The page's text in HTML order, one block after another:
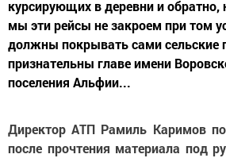
курсирующих в деревни и
мы эти рейсы не закроем при том
должны покрывать сами сельские
признательны главе имени
поселения Альфии...
Директор АТП Рамиль Каримов
после прочтения материала под